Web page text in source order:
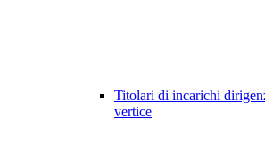
Titolari di incarichi
vertice